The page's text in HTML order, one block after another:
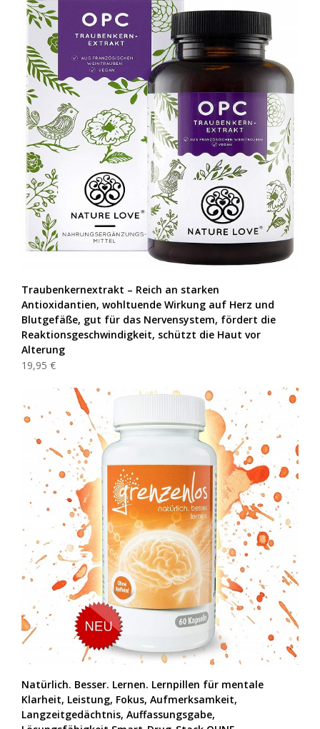
Traubenkernextrakt – Reich an starken
Antioxidantien, wohltuende Wirkung auf Herz und
Blutgefäße, gut für das Nervensystem, fördert die
Reaktionsgeschwindigkeit, schützt die Haut vor
Alterung
19,95 €
Natürlich. Besser. Lernen. Lernpillen für mentale
Klarheit, Leistung, Fokus, Aufmerksamkeit,
Langzeitgedächtnis, Auffassungsgabe,